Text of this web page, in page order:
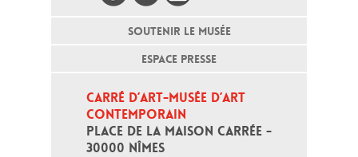
SOUTENIR LE MUSÉE
ESPACE PRESSE
CARRÉ D’ART-MUSÉE D’ART
CONTEMPORAIN
PLACE DE LA MAISON CARRÉE -
30000 NÎMES